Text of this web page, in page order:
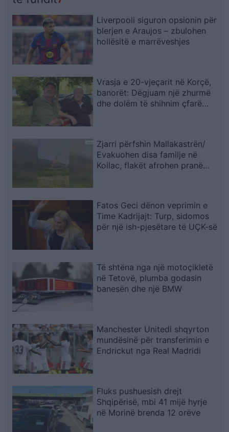
Liverpooli siguron opsionin për
blerjen e Araujos – zbulohen
hollësitë e marrëveshjes
Vrasja e 20-vjeçarit në Korçë,
banorët: Dëgjuam një zhurmë
dhe dolëm të shihnim çfarë
Zjarri përfshin Mallakastrën/
Evakuohen disa familje në
Koilac, flakët afrohen pranë
Fatos Geci dënon veprimin e
Time Kadrijajt: Turp, sidomos
për një ish-pjesëtare të UÇK-së
Të shtëna nga një motoçikletë
në Tetovë, plumba godasin
banesën dhe një BMW
Manchester Unitedi shqyrton
mundësinë për transferimin e
Endrickut nga Real Madridi
Fluks pushuesish drejt
Shqipërisë, mbi 41 mijë hyrje
në Morinë brenda 12 orëve